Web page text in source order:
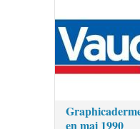
en mai 1990